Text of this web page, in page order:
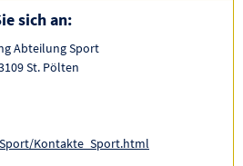
sich an:
Abteilung Sport
St. Pölten
Kontakte_Sport.html